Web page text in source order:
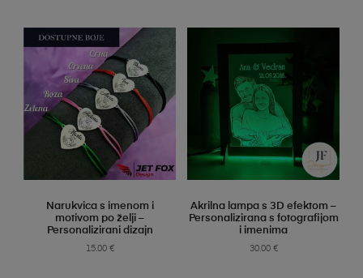
SELECT OPTIONS
Narukvica s imenom i
motivom po želji –
Personalizirani dizajn
15.00 €
SELECT OPTIONS
Akrilna lampa s 3D efektom –
Personalizirana s fotografijom
i imenima
30.00 €